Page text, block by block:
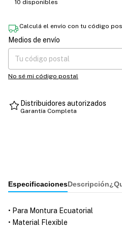
10 disponibles
Calculá el envío con tu código
Entregas para el CP:
Medios de envío
No sé mi código postal
Distribuidores autorizados
Garantía Completa
EspecificacionesDescripción
• Para Montura Ecuatorial
• Material Flexible